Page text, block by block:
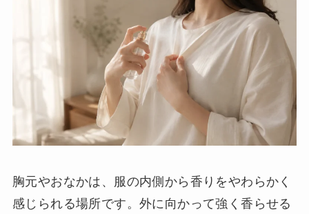
胸元やおなかは、服の内側から香りをやわらかく
感じられる場所です。外に向かって強く香らせる